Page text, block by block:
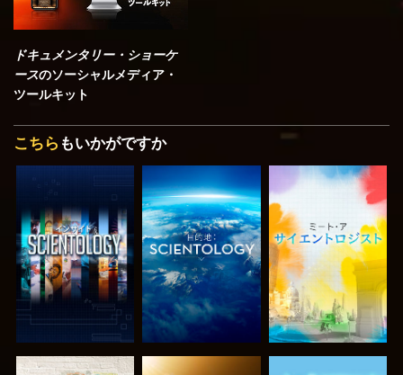
ドキュメンタリー・ショーケ
ースのソーシャルメディア・
ツールキット
こちら もいかがですか